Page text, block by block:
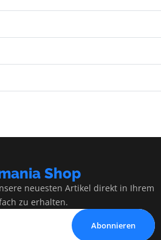
Shop
neuesten Artikel direkt in Ihrem
zu erhalten.
Abonnieren